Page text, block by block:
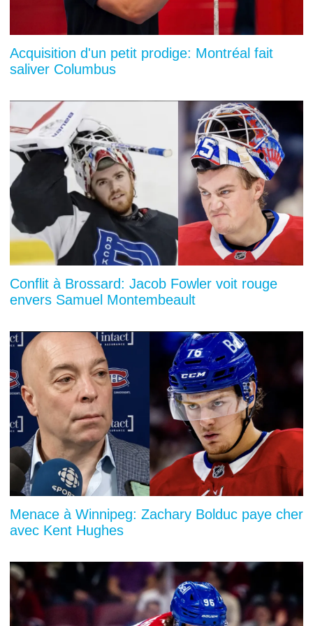
Acquisition d'un petit prodige: Montréal fait
saliver Columbus
Conflit à Brossard: Jacob Fowler voit rouge
envers Samuel Montembeault
Menace à Winnipeg: Zachary Bolduc paye cher
avec Kent Hughes